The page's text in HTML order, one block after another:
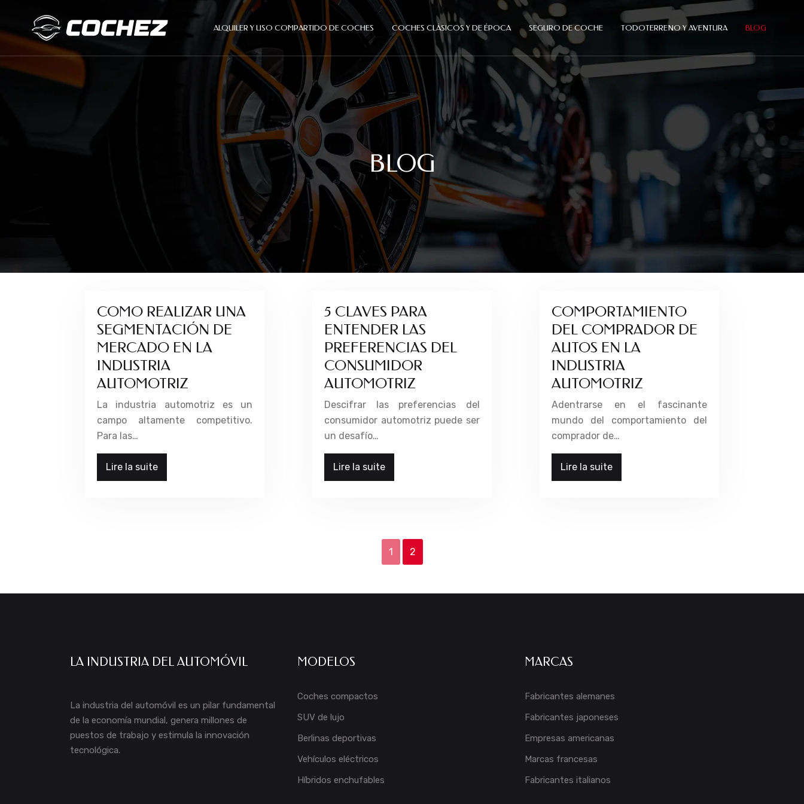
ALQUILER Y USO COMPARTIDO DE COCHES COCHES CLÁSICOS Y DE ÉPOCA SEGURO DE COCHE TODOTERRENO Y AVENTURA BLOG
BLOG
COMO REALIZAR UNA
SEGMENTACIÓN DE
MERCADO EN LA
INDUSTRIA
AUTOMOTRIZ
La industria automotriz es un
campo altamente competitivo.
Para las…
Lire la suite
5 CLAVES PARA
ENTENDER LAS
PREFERENCIAS DEL
CONSUMIDOR
AUTOMOTRIZ
Descifrar las preferencias del
consumidor automotriz puede ser
un desafío…
Lire la suite
COMPORTAMIENTO
DEL COMPRADOR DE
AUTOS EN LA
INDUSTRIA
AUTOMOTRIZ
Adentrarse en el fascinante
mundo del comportamiento del
comprador de…
Lire la suite
1 2
LA INDUSTRIA DEL AUTOMÓVIL
La industria del automóvil es un pilar fundamental
de la economía mundial, genera millones de
puestos de trabajo y estimula la innovación
tecnológica.
MODELOS
Coches compactos
SUV de lujo
Berlinas deportivas
Vehículos eléctricos
Híbridos enchufables
MARCAS
Fabricantes alemanes
Fabricantes japoneses
Empresas americanas
Marcas francesas
Fabricantes italianos